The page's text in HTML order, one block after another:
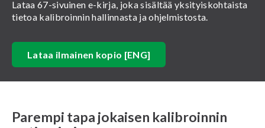
Lataa 67-sivuinen e-kirja, joka sisältää yksityiskohtaista
tietoa kalibroinnin hallinnasta ja ohjelmistosta.
Lataa ilmainen kopio [ENG]
Parempi tapa jokaisen kalibroinnin